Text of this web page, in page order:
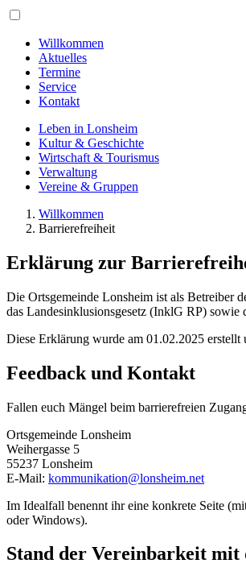
Willkommen
Aktuelles
Termine
Service
Kontakt
Leben in Lonsheim
Kultur & Geschichte
Wirtschaft & Tourismus
Verwaltung
Vereine & Gruppen
Willkommen
Barrierefreiheit
Erklärung zur
Die Ortsgemeinde Lonsheim ist als Betreiber
das Landesinklusionsgesetz (InklG RP)
Diese Erklärung wurde am 01.02.2025
Feedback und Kontakt
Fallen euch Mängel beim barrierefreien
Ortsgemeinde Lonsheim
Weihergasse 5
55237 Lonsheim
E-Mail: kommunikation@lonsheim.net
Im Idealfall benennt ihr eine konkrete Seite
oder Windows).
Stand der Vereinbarkeit